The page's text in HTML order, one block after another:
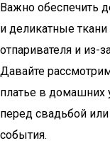
Важно обеспечить
и деликатные ткани
отпаривателя и из-
Давайте
платье в домашних
перед свадьбой
события.